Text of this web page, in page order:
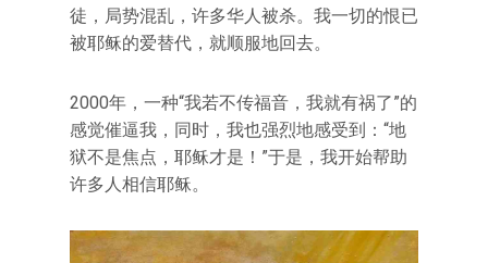
徒，局势混乱，许多华人被杀。我一切的恨已
被耶稣的爱替代，就顺服地回去。
2000年，一种“我若不传福音，我就有祸了”的
感觉催逼我，同时，我也强烈地感受到：“地
狱不是焦点，耶稣才是！”于是，我开始帮助
许多人相信耶稣。